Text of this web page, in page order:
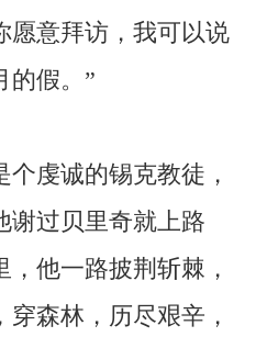
愿意拜访，我可以说
的假。”
虔诚的锡克教徒，
谢过贝里奇就上路
他一路披荆斩棘，
森林，历尽艰辛，